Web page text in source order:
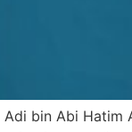
Adi bin Abi